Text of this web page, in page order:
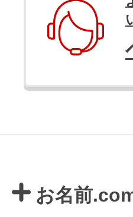
お名前